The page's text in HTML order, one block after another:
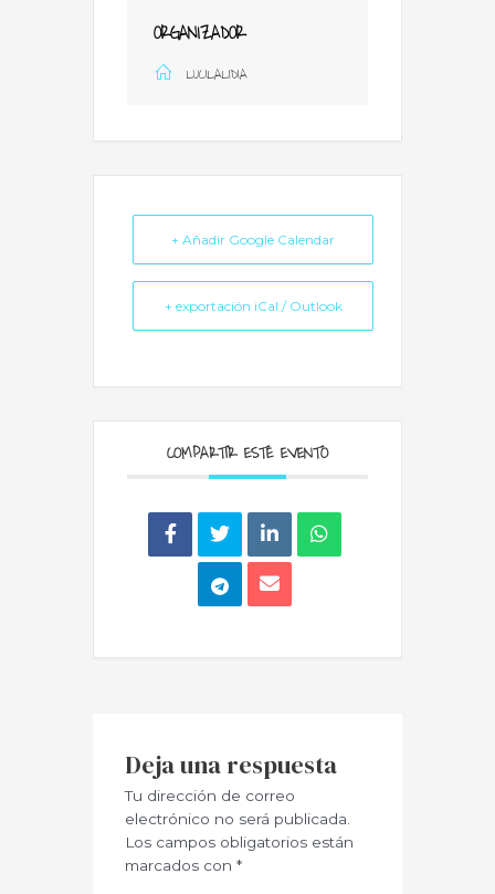
ORGANIZADOR
LUCILALIDIA
+ Añadir Google Calendar
+ exportación iCal / Outlook
COMPARTIR ESTE EVENTO
Deja una respuesta
Tu dirección de correo
electrónico no será publicada.
Los campos obligatorios están
marcados con*